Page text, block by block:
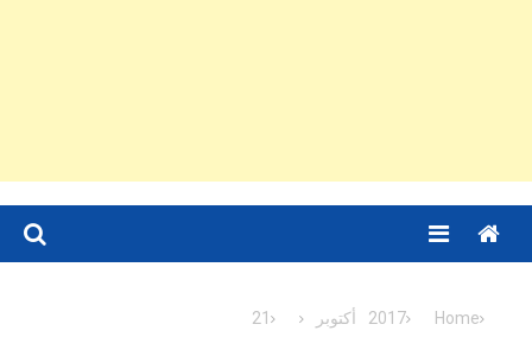
Menu
Home
2017 أكتوبر
21